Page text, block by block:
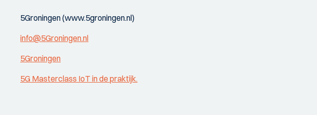
5Groningen (www.5groningen.nl)
info@5Groningen.nl
5Groningen
5G Masterclass IoT in de praktijk.